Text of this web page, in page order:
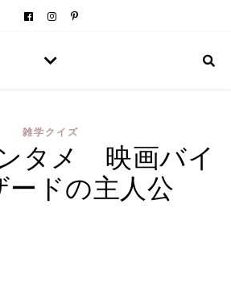
雑学クイズ
タメ 映画バイ
ードの主人公